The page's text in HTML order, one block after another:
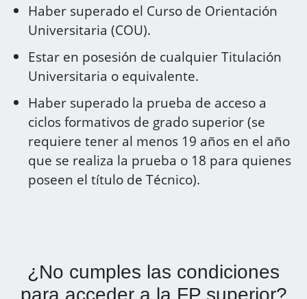
Haber superado el Curso de Orientación
Universitaria (COU).
Estar en posesión de cualquier Titulación
Universitaria o equivalente.
Haber superado la prueba de acceso a
ciclos formativos de grado superior (se
requiere tener al menos 19 años en el año
que se realiza la prueba o 18 para quienes
poseen el título de Técnico).
¿No cumples las condiciones
para acceder a la FP superior?